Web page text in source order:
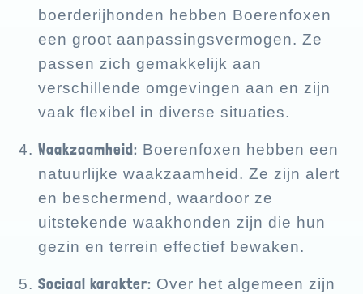
boerderijhonden hebben Boerenfoxen
een groot aanpassingsvermogen. Ze
passen zich gemakkelijk aan
verschillende omgevingen aan en zijn
vaak flexibel in diverse situaties.
Waakzaamheid: Boerenfoxen hebben een
natuurlijke waakzaamheid. Ze zijn alert
en beschermend, waardoor ze
uitstekende waakhonden zijn die hun
gezin en terrein effectief bewaken.
Sociaal karakter: Over het algemeen zijn